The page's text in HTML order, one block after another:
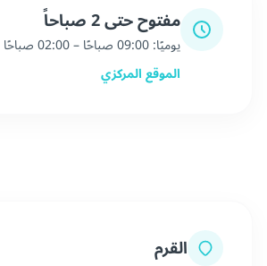
مفتوح حتى 2 صباحاً
يوميًا: 09:00 صباحًا – 02:00 صباحًا
الموقع المركزي
القرم